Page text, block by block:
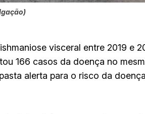
visceral entre 2019 e
166 casos da doença no
alerta para o risco da